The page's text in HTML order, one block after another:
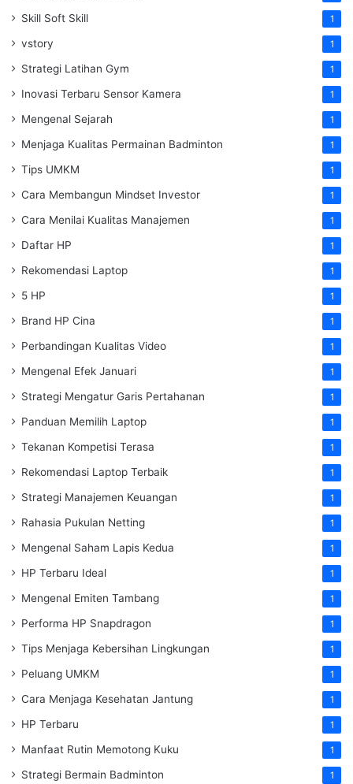
Skill Soft Skill 1
vstory 1
Strategi Latihan Gym 1
Inovasi Terbaru Sensor Kamera 1
Mengenal Sejarah 1
Menjaga Kualitas Permainan Badminton 1
Tips UMKM 1
Cara Membangun Mindset Investor 1
Cara Menilai Kualitas Manajemen 1
Daftar HP 1
Rekomendasi Laptop 1
5 HP 1
Brand HP Cina 1
Perbandingan Kualitas Video 1
Mengenal Efek Januari 1
Strategi Mengatur Garis Pertahanan 1
Panduan Memilih Laptop 1
Tekanan Kompetisi Terasa 1
Rekomendasi Laptop Terbaik 1
Strategi Manajemen Keuangan 1
Rahasia Pukulan Netting 1
Mengenal Saham Lapis Kedua 1
HP Terbaru Ideal 1
Mengenal Emiten Tambang 1
Performa HP Snapdragon 1
Tips Menjaga Kebersihan Lingkungan 1
Peluang UMKM 1
Cara Menjaga Kesehatan Jantung 1
HP Terbaru 1
Manfaat Rutin Memotong Kuku 1
Strategi Bermain Badminton 1